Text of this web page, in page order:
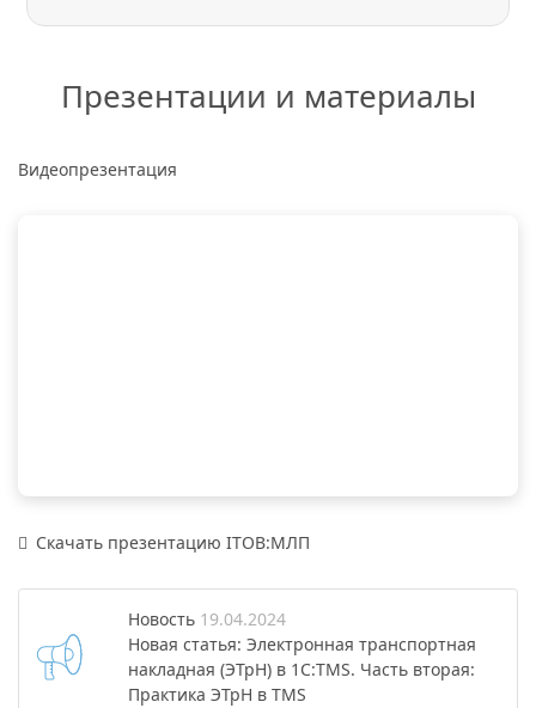
Презентации и материалы
Видеопрезентация
Скачать презентацию ITOB:МЛП
Новость 19.04.2024
Новая статья: Электронная транспортная
накладная (ЭТрН) в 1С:TMS. Часть вторая:
Практика ЭТрН в TMS